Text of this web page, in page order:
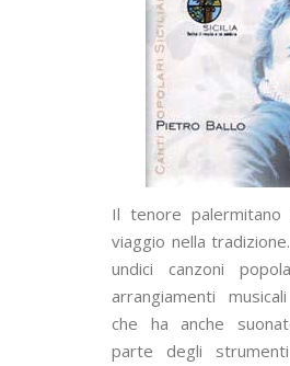
Il tenore palermitano
viaggio nella
undici canzoni
arrangiamenti
che ha anche
parte degli